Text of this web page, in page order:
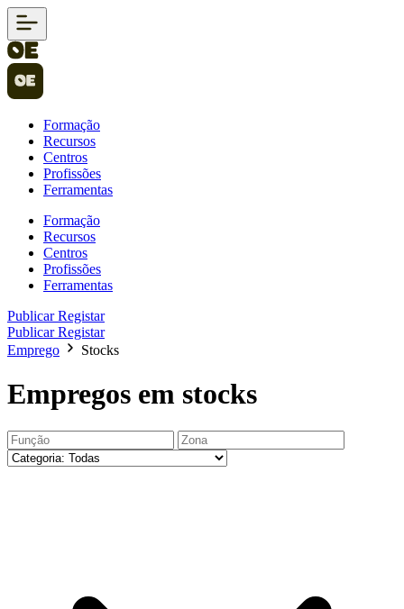
Formação
Recursos
Centros
Profissões
Ferramentas
Formação
Recursos
Centros
Profissões
Ferramentas
PublicarRegistar
PublicarRegistar
Emprego
Stocks
Empregos em stocks